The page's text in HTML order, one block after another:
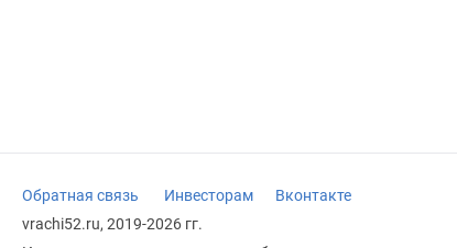
Обратная связь Инвесторам
Вконтакте
vrachi52.ru, 2019-2026 гг.